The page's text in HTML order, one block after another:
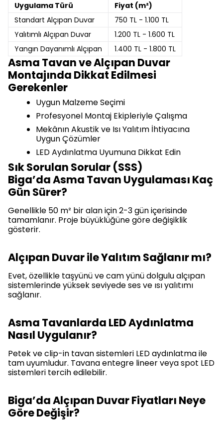
Uygulama Türü
Fiyat (m²)
Standart Alçıpan Duvar
750 TL - 1.100 TL
Yalıtımlı Alçıpan Duvar
1.200 TL - 1.600 TL
Yangın Dayanımlı Alçıpan
1.400 TL - 1.800 TL
Asma Tavan ve Alçıpan Duvar
Montajında Dikkat Edilmesi
Gerekenler
Uygun Malzeme Seçimi
Profesyonel Montaj Ekipleriyle Çalışma
Mekânın Akustik ve Isı Yalıtım İhtiyacına
Uygun Çözümler
LED Aydınlatma Uyumuna Dikkat Edin
Sık Sorulan Sorular (SSS)
Biga’da Asma Tavan Uygulaması Kaç
Gün Sürer?
Genellikle 50 m² bir alan için 2-3 gün içerisinde
tamamlanır. Proje büyüklüğüne göre değişiklik
gösterir.
Alçıpan Duvar ile Yalıtım Sağlanır mı?
Evet, özellikle taşyünü ve cam yünü dolgulu alçıpan
sistemlerinde yüksek seviyede ses ve ısı yalıtımı
sağlanır.
Asma Tavanlarda LED Aydınlatma
Nasıl Uygulanır?
Petek ve clip-in tavan sistemleri LED aydınlatma ile
tam uyumludur. Tavana entegre lineer veya spot LED
sistemleri tercih edilebilir.
Biga’da Alçıpan Duvar Fiyatları Neye
Göre Değişir?